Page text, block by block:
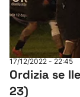
17/12/2022 - 22:45
Ordizia se
23)